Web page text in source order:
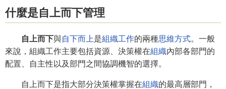
什麼是自上而下管理
自上而下與自下而上是組織工作的兩種思維方式。一般
來說，組織工作主要包括資源、決策權在組織內部各部門的
配置、自主性以及部門之間協調機智的選擇。
自上而下是指大部分決策權掌握在組織的最高層部門，